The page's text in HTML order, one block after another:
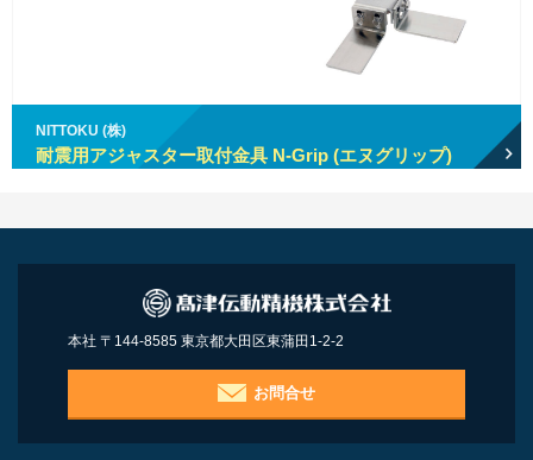
NITTOKU (株)
耐震用アジャスター取付金具 N-Grip (エヌグリップ)
本社 〒144-8585 東京都大田区東蒲田1-2-2
お問合せ